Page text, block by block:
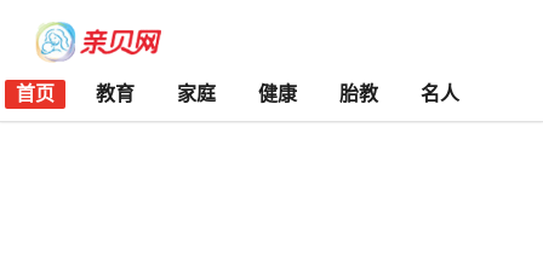
首页 教育 家庭 健康 胎教 名人